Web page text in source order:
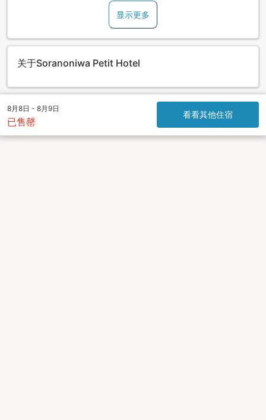
显示更多
关于Soranoniwa Petit Hotel
8月8日 - 8月9日
已售罄
看看其他住宿